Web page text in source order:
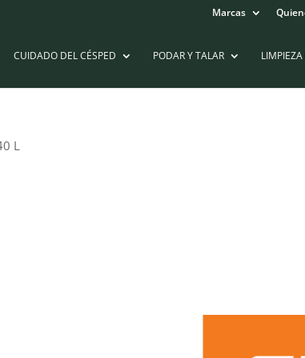
Marcas
CUIDADO DEL CÉSPED PODAR Y TALAR LIMPIEZA
L